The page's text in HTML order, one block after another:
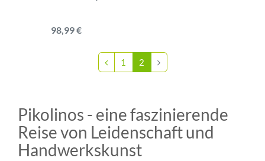
98,99 €
1 2
Pikolinos - eine faszinierende
Reise von Leidenschaft und
Handwerkskunst